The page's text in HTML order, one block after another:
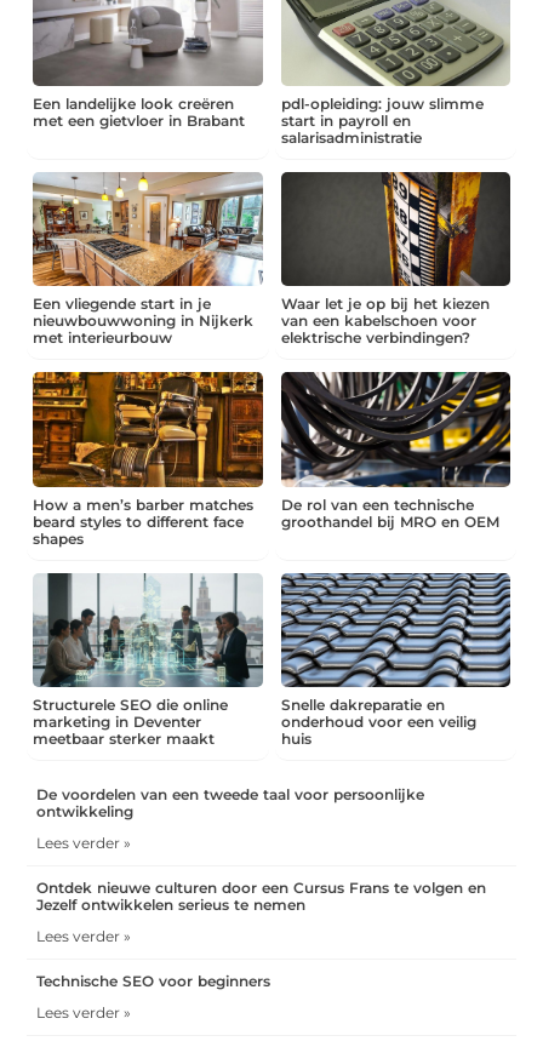
Een landelijke look creëren
met een gietvloer in Brabant
pdl-opleiding: jouw slimme
start in payroll en
salarisadministratie
Een vliegende start in je
nieuwbouwwoning in Nijkerk
met interieurbouw
Waar let je op bij het kiezen
van een kabelschoen voor
elektrische verbindingen?
How a men’s barber matches
beard styles to different face
shapes
De rol van een technische
groothandel bij MRO en OEM
Structurele SEO die online
marketing in Deventer
meetbaar sterker maakt
Snelle dakreparatie en
onderhoud voor een veilig
huis
De voordelen van een tweede taal voor persoonlijke
ontwikkeling
Lees verder »
Ontdek nieuwe culturen door een Cursus Frans te volgen en
Jezelf ontwikkelen serieus te nemen
Lees verder »
Technische SEO voor beginners
Lees verder »